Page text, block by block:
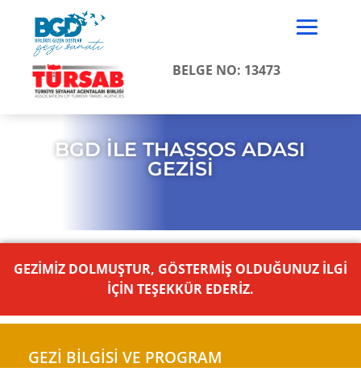
BELGE NO: 13473
BGD İLE THASSOS ADASI
GEZİSİ
GEZİMİZ DOLMUŞTUR, GÖSTERMİŞ OLDUĞUNUZ İLGİ
İÇİN TEŞEKKÜR EDERİZ.
GEZİ BİLGİSİ VE PROGRAM